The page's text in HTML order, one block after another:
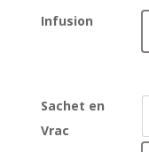
Infusion
Sachet en
Vrac